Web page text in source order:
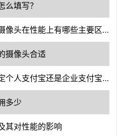
么填写？
海康威视和大华的摄像头在性能上有哪些主要区别？
摄像头合适
个体工商户应该绑定个人支付宝还是企业支付宝？
多少
其对性能的影响